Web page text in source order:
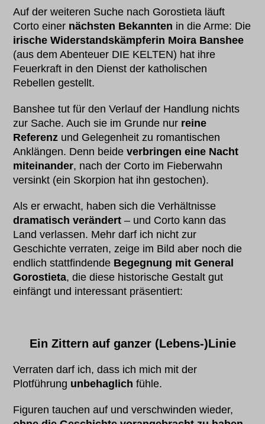
Auf der weiteren Suche nach Gorostieta läuft
Corto einer nächsten Bekannten in die Arme: Die
irische Widerstandskämpferin Moira Banshee
(aus dem Abenteuer DIE KELTEN) hat ihre
Feuerkraft in den Dienst der katholischen
Rebellen gestellt.
Banshee tut für den Verlauf der Handlung nichts
zur Sache. Auch sie im Grunde nur reine
Referenz und Gelegenheit zu romantischen
Anklängen. Denn beideverbringen eine Nacht
miteinander, nach der Corto im Fieberwahn
versinkt (ein Skorpion hat ihn gestochen).
Als er erwacht, haben sich die Verhältnisse
dramatisch verändert – und Corto kann das
Land verlassen. Mehr darf ich nicht zur
Geschichte verraten, zeige im Bild aber noch die
endlich stattfindende Begegnung mit General
Gorostieta, die diese historische Gestalt gut
einfängt und interessant präsentiert:
Ein Zittern auf ganzer (Lebens-)Linie
Verraten darf ich, dass ich mich mit der
Plotführung unbehaglich fühle.
Figuren tauchen auf und verschwinden wieder,